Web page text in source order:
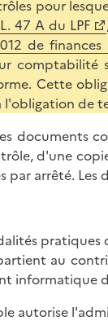
pour
47 A du LPF
de
comptabilité
Cette
l'obligation de
documents
d'une
par arrêté.
au
informatique
autorise